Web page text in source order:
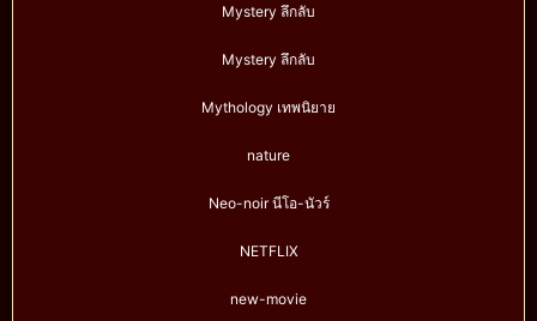
Mystery ลึกลับ
Mystery ลึกลับ
Mythology เทพนิยาย
nature
Neo-noir นีโอ-นัวร์
NETFLIX
new-movie